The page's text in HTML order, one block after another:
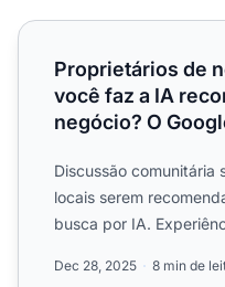
Proprietários de
Proprietários de
você faz a IA
negócio? O
Discussão comunitária
locais serem
busca por IA.
Dec 28, 2025 8 min de